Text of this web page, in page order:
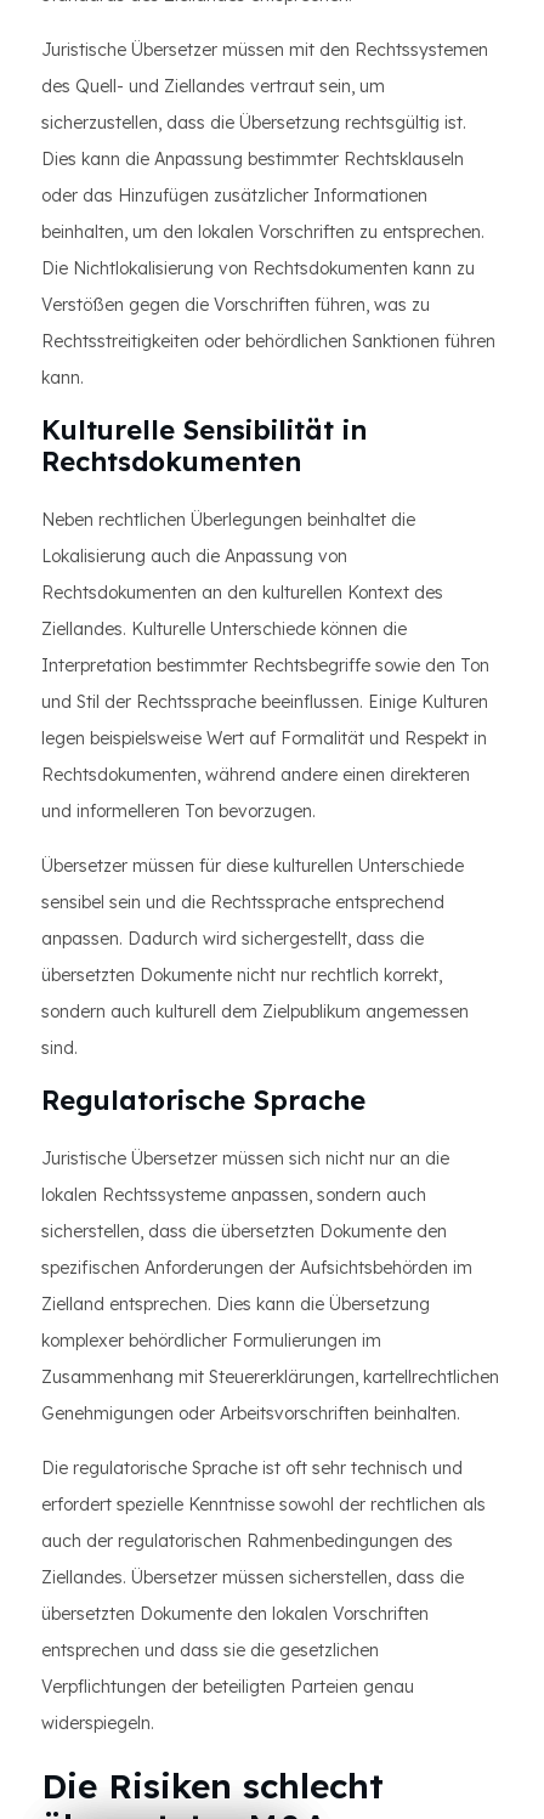
Juristische Übersetzer müssen mit den Rechtssystemen
des Quell- und Ziellandes vertraut sein, um
sicherzustellen, dass die Übersetzung rechtsgültig ist.
Dies kann die Anpassung bestimmter Rechtsklauseln
oder das Hinzufügen zusätzlicher Informationen
beinhalten, um den lokalen Vorschriften zu entsprechen.
Die Nichtlokalisierung von Rechtsdokumenten kann zu
Verstößen gegen die Vorschriften führen, was zu
Rechtsstreitigkeiten oder behördlichen Sanktionen führen
kann.
Kulturelle Sensibilität in
Rechtsdokumenten
Neben rechtlichen Überlegungen beinhaltet die
Lokalisierung auch die Anpassung von
Rechtsdokumenten an den kulturellen Kontext des
Ziellandes. Kulturelle Unterschiede können die
Interpretation bestimmter Rechtsbegriffe sowie den Ton
und Stil der Rechtssprache beeinflussen. Einige Kulturen
legen beispielsweise Wert auf Formalität und Respekt in
Rechtsdokumenten, während andere einen direkteren
und informelleren Ton bevorzugen.
Übersetzer müssen für diese kulturellen Unterschiede
sensibel sein und die Rechtssprache entsprechend
anpassen. Dadurch wird sichergestellt, dass die
übersetzten Dokumente nicht nur rechtlich korrekt,
sondern auch kulturell dem Zielpublikum angemessen
sind.
Regulatorische Sprache
Juristische Übersetzer müssen sich nicht nur an die
lokalen Rechtssysteme anpassen, sondern auch
sicherstellen, dass die übersetzten Dokumente den
spezifischen Anforderungen der Aufsichtsbehörden im
Zielland entsprechen. Dies kann die Übersetzung
komplexer behördlicher Formulierungen im
Zusammenhang mit Steuererklärungen, kartellrechtlichen
Genehmigungen oder Arbeitsvorschriften beinhalten.
Die regulatorische Sprache ist oft sehr technisch und
erfordert spezielle Kenntnisse sowohl der rechtlichen als
auch der regulatorischen Rahmenbedingungen des
Ziellandes. Übersetzer müssen sicherstellen, dass die
übersetzten Dokumente den lokalen Vorschriften
entsprechen und dass sie die gesetzlichen
Verpflichtungen der beteiligten Parteien genau
widerspiegeln.
Die Risiken schlecht